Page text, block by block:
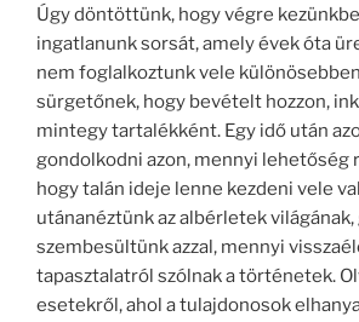
Úgy döntöttünk, hogy végre
ingatlanunk sorsát, amely évek óta
nem foglalkoztunk vele
sürgetőnek, hogy bevételt hozzon,
mintegy tartalékként. Egy idő után
gondolkodni azon, mennyi lehetőség
hogy talán ideje lenne kezdeni vele
utánanéztünk az albérletek világának,
szembesültünk azzal, mennyi
tapasztalatról szólnak a történetek.
esetekről, ahol a tulajdonosok